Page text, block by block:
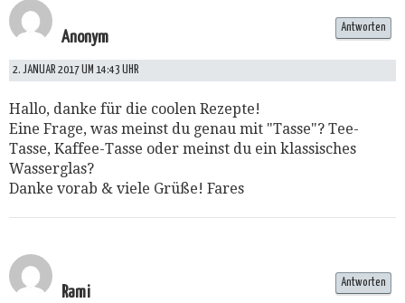
Anonym
2. JANUAR 2017 UM 14:43 UHR
Hallo, danke für die coolen Rezepte!
Eine Frage, was meinst du genau mit "Tasse"? Tee-
Tasse, Kaffee-Tasse oder meinst du ein klassisches
Wasserglas?
Danke vorab & viele Grüße! Fares
Antworten
Rami
Antworten